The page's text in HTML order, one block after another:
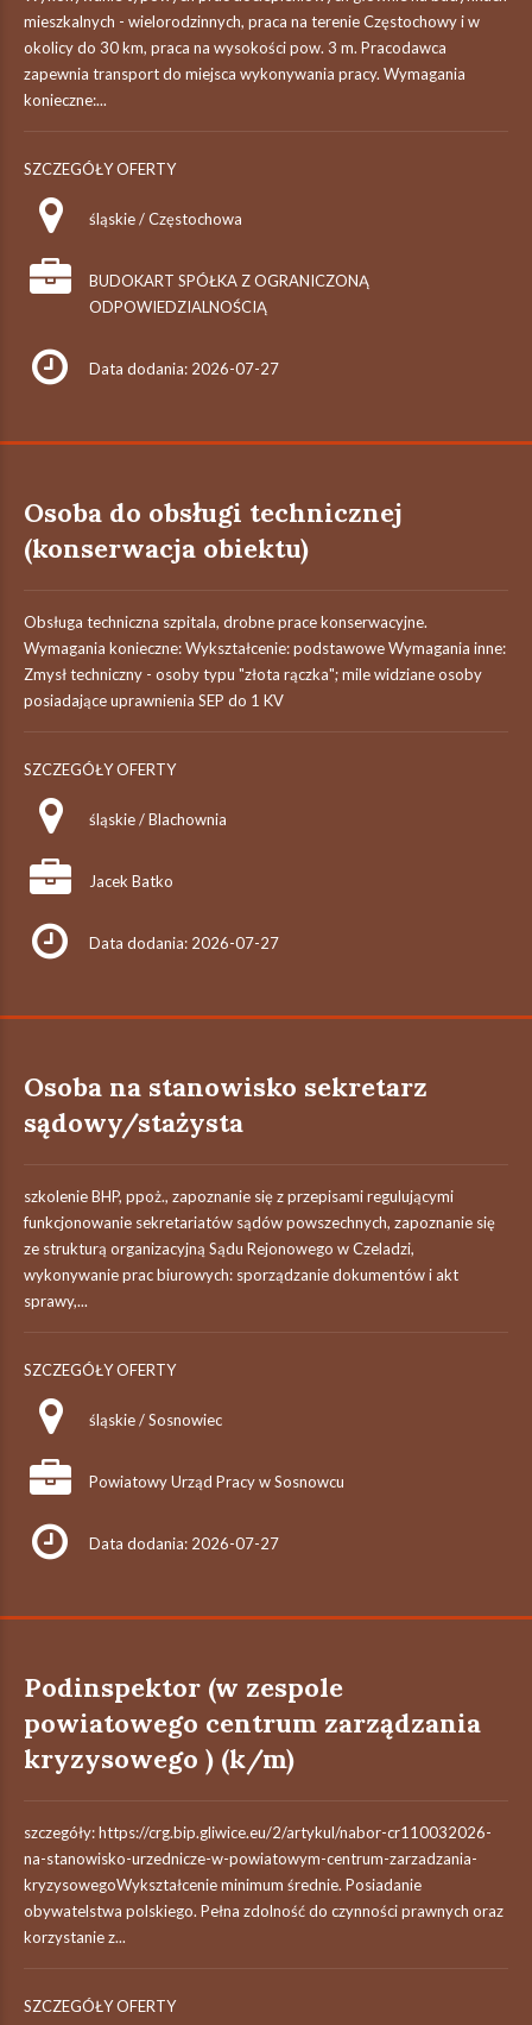
mieszkalnych - wielorodzinnych, praca na terenie Częstochowy i w
okolicy do 30 km, praca na wysokości pow. 3 m. Pracodawca
zapewnia transport do miejsca wykonywania pracy. Wymagania
konieczne:...
SZCZEGÓŁY OFERTY
śląskie / Częstochowa
BUDOKART SPÓŁKA Z OGRANICZONĄ
ODPOWIEDZIALNOŚCIĄ
Data dodania: 2026-07-27
Osoba do obsługi technicznej
(konserwacja obiektu)
Obsługa techniczna szpitala, drobne prace konserwacyjne.
Wymagania konieczne: Wykształcenie: podstawowe Wymagania inne:
Zmysł techniczny - osoby typu "złota rączka"; mile widziane osoby
posiadające uprawnienia SEP do 1 KV
SZCZEGÓŁY OFERTY
śląskie / Blachownia
Jacek Batko
Data dodania: 2026-07-27
Osoba na stanowisko sekretarz
sądowy/stażysta
szkolenie BHP, ppoż., zapoznanie się z przepisami regulującymi
funkcjonowanie sekretariatów sądów powszechnych, zapoznanie się
ze strukturą organizacyjną Sądu Rejonowego w Czeladzi,
wykonywanie prac biurowych: sporządzanie dokumentów i akt
sprawy,...
SZCZEGÓŁY OFERTY
śląskie / Sosnowiec
Powiatowy Urząd Pracy w Sosnowcu
Data dodania: 2026-07-27
Podinspektor (w zespole
powiatowego centrum zarządzania
kryzysowego ) (k/m)
szczegóły: https://crg.bip.gliwice.eu/2/artykul/nabor-cr110032026-
na-stanowisko-urzednicze-w-powiatowym-centrum-zarzadzania-
kryzysowegoWykształcenie minimum średnie. Posiadanie
obywatelstwa polskiego. Pełna zdolność do czynności prawnych oraz
korzystanie z...
SZCZEGÓŁY OFERTY